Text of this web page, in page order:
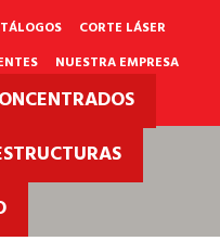
CORTE LÁSER
NUESTRA EMPRESA